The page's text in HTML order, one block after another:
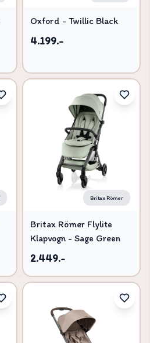
Oxford - Twillic Black
4.199.-
Britax Römer
Britax Römer Flylite
Klapvogn - Sage Green
2.449.-